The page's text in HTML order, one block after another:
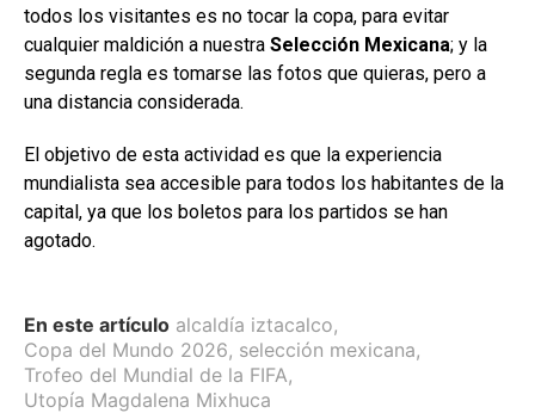
todos los visitantes es no tocar la copa, para evitar
cualquier maldición a nuestra Selección Mexicana; y la
segunda regla es tomarse las fotos que quieras, pero a
una distancia considerada.
El objetivo de esta actividad es que la experiencia
mundialista sea accesible para todos los habitantes de la
capital, ya que los boletos para los partidos se han
agotado.
En este artículo alcaldía iztacalco,
Copa del Mundo 2026, selección mexicana,
Trofeo del Mundial de la FIFA,
Utopía Magdalena Mixhuca